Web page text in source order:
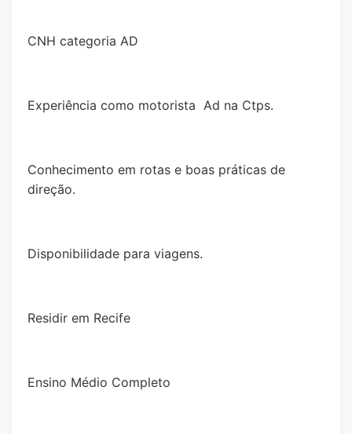
CNH categoria AD
Experiência como motorista Ad na Ctps.
Conhecimento em rotas e boas práticas de
direção.
Disponibilidade para viagens.
Residir em Recife
Ensino Médio Completo